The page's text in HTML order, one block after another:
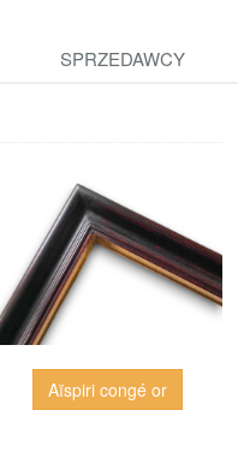
SPRZEDAWCY
Aïspiri congé or